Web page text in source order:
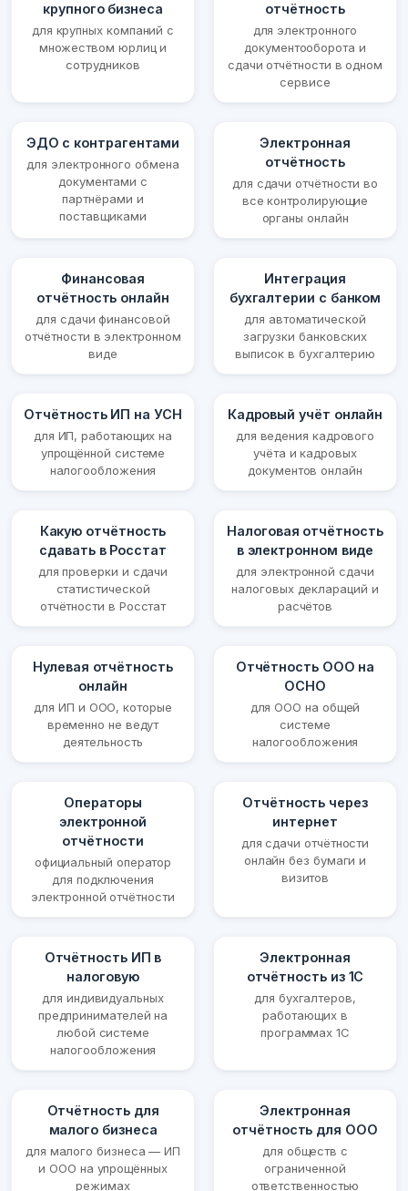
крупного бизнеса
для крупных компаний с
множеством юрлиц и
сотрудников
отчётность
для электронного
документооборота и
сдачи отчётности в одном
сервисе
ЭДО с контрагентами
для электронного обмена
документами с
партнёрами и
поставщиками
Электронная
отчётность
для сдачи отчётности во
все контролирующие
органы онлайн
Финансовая
отчётность онлайн
для сдачи финансовой
отчётности в электронном
виде
Интеграция
бухгалтерии с банком
для автоматической
загрузки банковских
выписок в бухгалтерию
Отчётность ИП на УСН
для ИП, работающих на
упрощённой системе
налогообложения
Кадровый учёт онлайн
для ведения кадрового
учёта и кадровых
документов онлайн
Какую отчётность
сдавать в Росстат
для проверки и сдачи
статистической
отчётности в Росстат
Налоговая отчётность
в электронном виде
для электронной сдачи
налоговых деклараций и
расчётов
Нулевая отчётность
онлайн
для ИП и ООО, которые
временно не ведут
деятельность
Отчётность ООО на
ОСНО
для ООО на общей
системе
налогообложения
Операторы
электронной
отчётности
официальный оператор
для подключения
электронной отчётности
Отчётность через
интернет
для сдачи отчётности
онлайн без бумаги и
визитов
Отчётность ИП в
налоговую
для индивидуальных
предпринимателей на
любой системе
налогообложения
Электронная
отчётность из 1С
для бухгалтеров,
работающих в
программах 1С
Отчётность для
малого бизнеса
для малого бизнеса — ИП
и ООО на упрощённых
режимах
Электронная
отчётность для ООО
для обществ с
ограниченной
ответственностью